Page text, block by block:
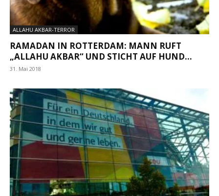
ALLAHU AKBAR-TERROR
RAMADAN IN ROTTERDAM: MANN RUFT
„ALLAHU AKBAR“ UND STICHT AUF HUND...
31. Mai 2018